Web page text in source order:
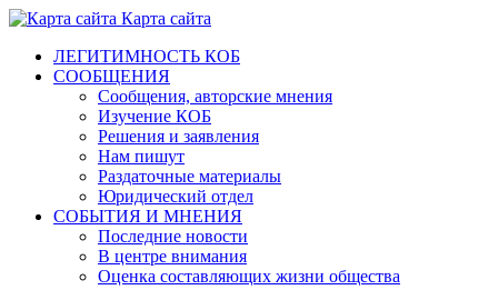
Карта сайта
ЛЕГИТИМНОСТЬ КОБ
СООБЩЕНИЯ
Сообщения, авторские мнения
Изучение КОБ
Решения и заявления
Нам пишут
Раздаточные материалы
Юридический отдел
СОБЫТИЯ И МНЕНИЯ
Последние новости
В центре внимания
Оценка составляющих жизни общества